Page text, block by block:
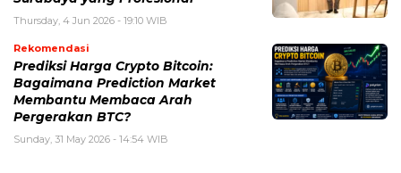
Thursday, 4 Jun 2026 - 19:10 WIB
Rekomendasi
Prediksi Harga Crypto Bitcoin:
Bagaimana Prediction Market
Membantu Membaca Arah
Pergerakan BTC?
Sunday, 31 May 2026 - 14:54 WIB